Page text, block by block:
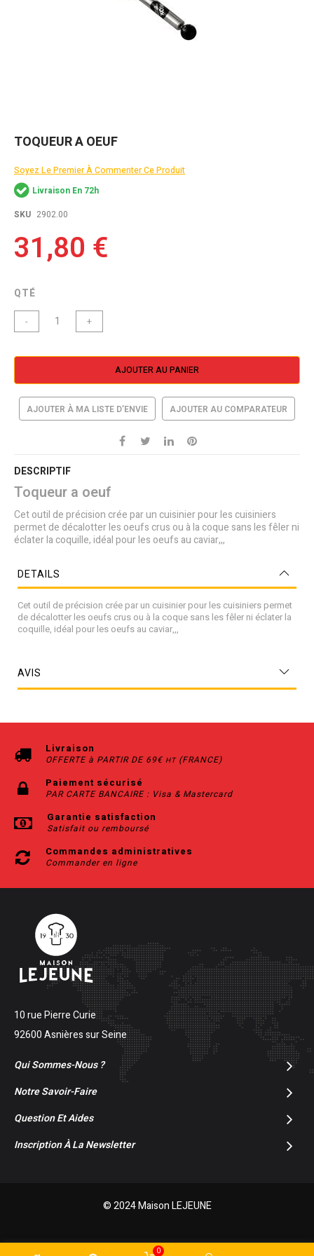
Skip
beginning
of
the
images
TOQUEUR A OEUF
Soyez Le Premier À Commenter Ce Produit
Livraison En 72h
SKU 2902.00
31,80 €
QTÉ
- +
AJOUTER AU PANIER
AJOUTER À MA LISTE D’ENVIE AJOUTER AU COMPARATEUR
DESCRIPTIF
Toqueur a oeuf
Cet outil de précision crée par un cuisinier pour les cuisiniers
permet de décalotter les oeufs crus ou à la coque sans les fêler ni
éclater la coquille, idéal pour les oeufs au caviar,,,
DETAILS
Cet outil de précision crée par un cuisinier pour les cuisiniers permet
de décalotter les oeufs crus ou à la coque sans les fêler ni éclater la
coquille, idéal pour les oeufs au caviar,,,
AVIS
Livraison
OFFERTE à PARTIR DE 69€ HT(FRANCE)
Paiement sécurisé
PAR CARTE BANCAIRE : Visa & Mastercard
Garantie satisfaction
Satisfait ou remboursé
Commandes administratives
Commander en ligne
10 rue Pierre Curie
92600 Asnières sur Seine
Qui Sommes-Nous ?
Notre Savoir-Faire
Question Et Aides
Inscription À La Newsletter
© 2024 Maison LEJEUNE
0